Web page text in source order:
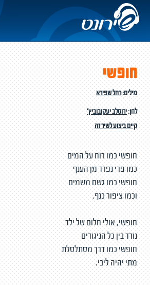
חופשי
מילים:רחל שפירא
לחן:ירוסלב יעקובוביץ'
קיים ביצוע לשיר זה
חופשי כמו רוח על המים
כמו פרי נפרד מן הענף
חופשי כמו גשם משמים
וכמו ציפור כנף.
חופשי, אולי חלום של ילד
נודד בין כל הניגודים
חופשי כמו דרך מסתלסלת
מתי יהיה ליבי.